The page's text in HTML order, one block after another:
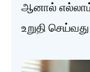
ஆனால் எல்லாம்
உறுதி